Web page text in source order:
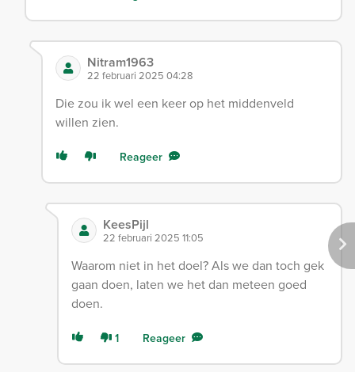
Nitram1963
22 februari 2025 04:28
Die zou ik wel een keer op het middenveld
willen zien.
Reageer
KeesPijl
22 februari 2025 11:05
Waarom niet in het doel? Als we dan toch gek
gaan doen, laten we het dan meteen goed
doen.
1 Reageer